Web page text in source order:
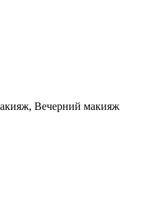
Вечерний макияж